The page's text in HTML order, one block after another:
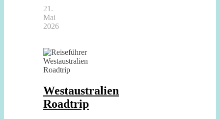
21.
Mai
2026
Westaustralien
Roadtrip